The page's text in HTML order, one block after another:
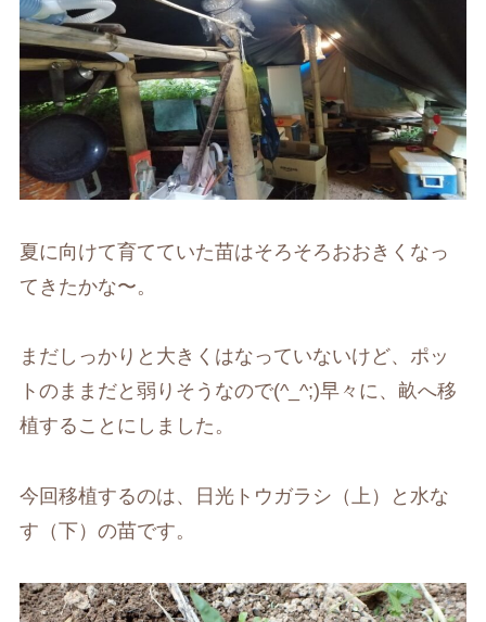
夏に向けて育てていた苗はそろそろおおきくなっ
てきたかな〜。
まだしっかりと大きくはなっていないけど、ポッ
トのままだと弱りそうなので(^_^;)早々に、畝へ移
植することにしました。
今回移植するのは、日光トウガラシ（上）と水な
す（下）の苗です。